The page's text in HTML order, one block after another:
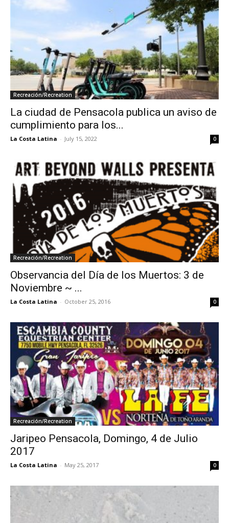
Recreación/Recreation
La ciudad de Pensacola publica un aviso de
cumplimiento para los...
La Costa Latina - July 15, 2022 0
Recreación/Recreation
Observancia del Día de los Muertos: 3 de
Noviembre ~ ...
La Costa Latina - October 25, 2016 0
Recreación/Recreation
Jaripeo Pensacola, Domingo, 4 de Julio
2017
La Costa Latina - May 25, 2017 0